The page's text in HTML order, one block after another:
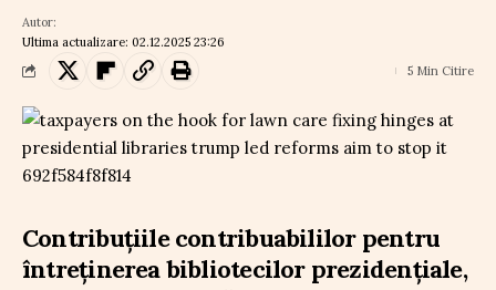
Ultima actualizare: 02.12.2025 23:26
Autor:
5 Min Citire
Contribuțiile contribuabililor pentru
întreținerea bibliotecilor prezidențiale,